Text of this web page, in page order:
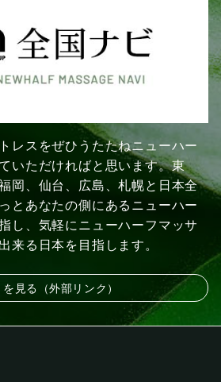
レスをぜひうたたねニューハー
いただければと思います。東
岡、仙台、広島、札幌と日本全
とあなたの側にあるニューハー
し、気軽にニューハーフマッサ
来る日本を目指します。
見る（外部リンク）